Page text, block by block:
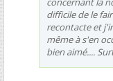
difficile de le
recontacte et
même à s'en
bien aimé....